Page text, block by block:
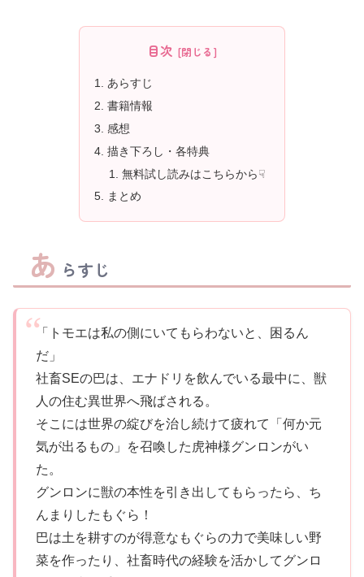
目次
あらすじ
書籍情報
感想
描き下ろし・各特典
無料試し読みはこちらから☟
まとめ
あ らすじ
「トモエは私の側にいてもらわないと、困るん
だ」
社畜SEの巴は、エナドリを飲んでいる最中に、獣
人の住む異世界へ飛ばされる。
そこには世界の綻びを治し続けて疲れて「何か元
気が出るもの」を召喚した虎神様グンロンがい
た。
グンロンに獣の本性を引き出してもらったら、ち
んまりしたもぐら！
巴は土を耕すのが得意なもぐらの力で美味しい野
菜を作ったり、社畜時代の経験を活かしてグンロ